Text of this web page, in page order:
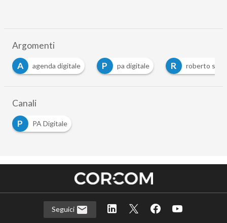
Argomenti
A
agenda digitale P pa digitale R roberto
Canali
P
PA Digitale
Seguici